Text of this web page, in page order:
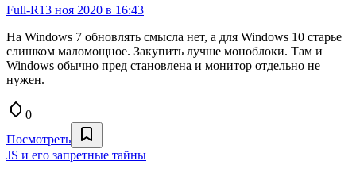
Full-R13 ноя 2020 в 16:43
На Windows 7 обновлять смысла нет, а для Windows 10 старье
слишком маломощное. Закупить лучше моноблоки. Там и
Windows обычно пред становлена и монитор отдельно не
нужен.
0
Посмотреть
JS и его запретные тайны